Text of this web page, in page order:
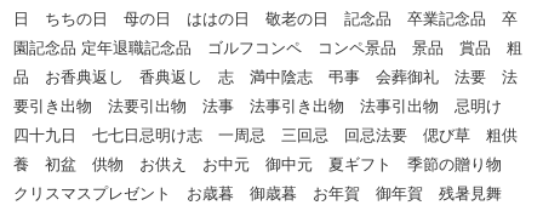
日 ちちの日 母の日 ははの日 敬老の日 記念品 卒業記念品 卒
園記念品 定年退職記念品 ゴルフコンペ コンペ景品 景品 賞品 粗
品 お香典返し 香典返し 志 満中陰志 弔事 会葬御礼 法要 法
要引き出物 法要引出物 法事 法事引き出物 法事引出物 忌明け
四十九日 七七日忌明け志 一周忌 三回忌 回忌法要 偲び草 粗供
養 初盆 供物 お供え お中元 御中元 夏ギフト 季節の贈り物
クリスマスプレゼント お歳暮 御歳暮 お年賀 御年賀 残暑見舞